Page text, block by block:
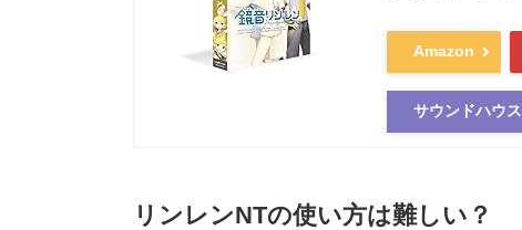
Amazon
サウンドハウス
リンレンNTの使い方は難しい？